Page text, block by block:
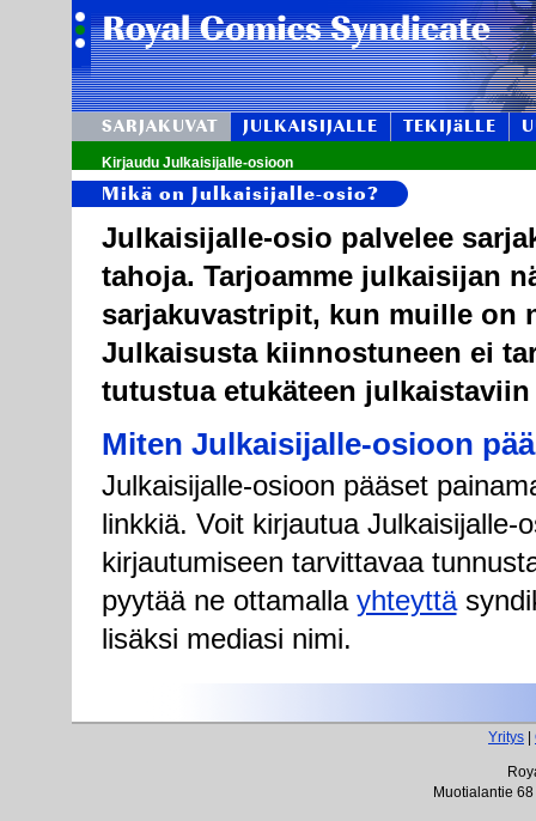
SARJAKUVAT JULKAISIJALLE TEKIJäLLE
Kirjaudu Julkaisijalle-osioon
Mikä on Julkaisijalle-osio?
Julkaisijalle-osio palvelee
tahoja. Tarjoamme julkaisijan
sarjakuvastripit, kun muille on
Julkaisusta kiinnostuneen ei
tutustua etukäteen
Miten Julkaisijalle-osioon
Julkaisijalle-osioon pääset
linkkiä. Voit kirjautua Julkaisijalle-
kirjautumiseen tarvittavaa
pyytää ne ottamalla yhteyttä
lisäksi mediasi nimi.
Yritys
Muotialantie